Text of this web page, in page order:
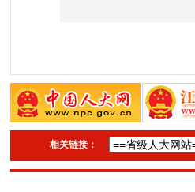
相关链接：